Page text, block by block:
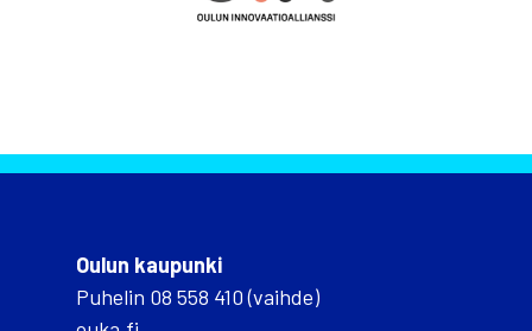
Oulun kaupunki
Puhelin 08 558 410 (vaihde)